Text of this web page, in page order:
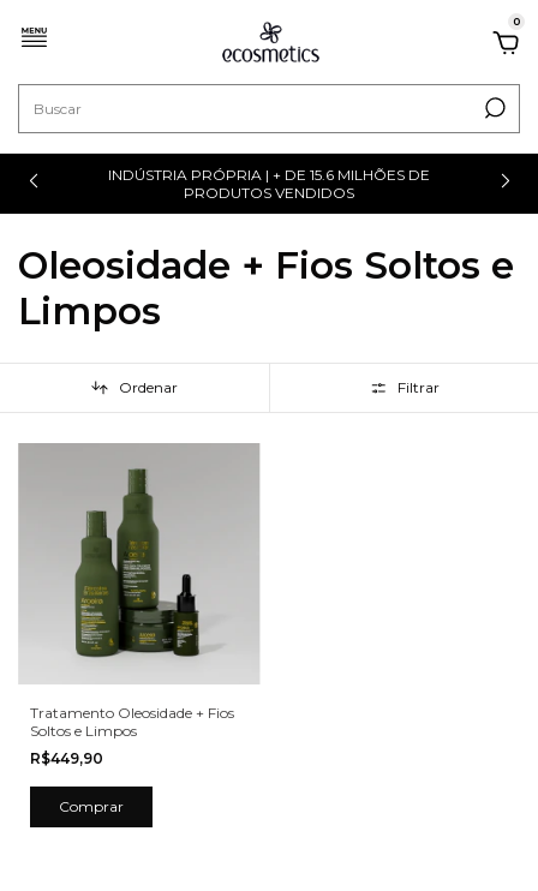
0
INDÚSTRIA PRÓPRIA | + DE 15.6 MILHÕES DE
PRODUTOS VENDIDOS
Oleosidade + Fios Soltos e
Limpos
Ordenar Filtrar
Tratamento Oleosidade + Fios
Soltos e Limpos
R$449,90